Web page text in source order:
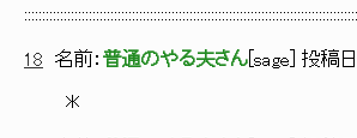
18 名前： 普通のやる夫さん sage ] 投稿日
＊